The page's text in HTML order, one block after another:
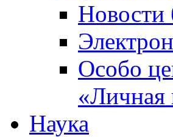
Новости
Особо
«Личная
Наука